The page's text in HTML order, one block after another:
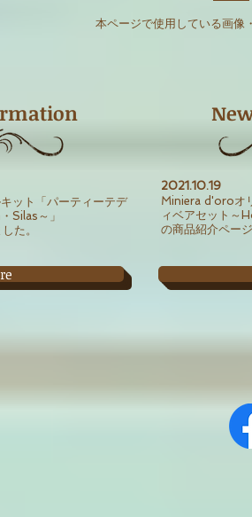
本ページで使用している画像
ット「パーティーテデ
Silas～」
た。
2021 .10.19
Miniera d'oroオ
ィベアセット～
の商品紹介ペー